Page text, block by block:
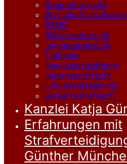
Steuerstrafrecht
Wirtschaftsstrafrecht
BTMG
Körperverletzung
Jugendstrafrecht
Diebstahl
Insolvenzstrafrecht
Internetstrafrecht
Urkundenfälschung
Verkehrsstrafrecht
Kanzlei Katja
Erfahrungen mit
Günther